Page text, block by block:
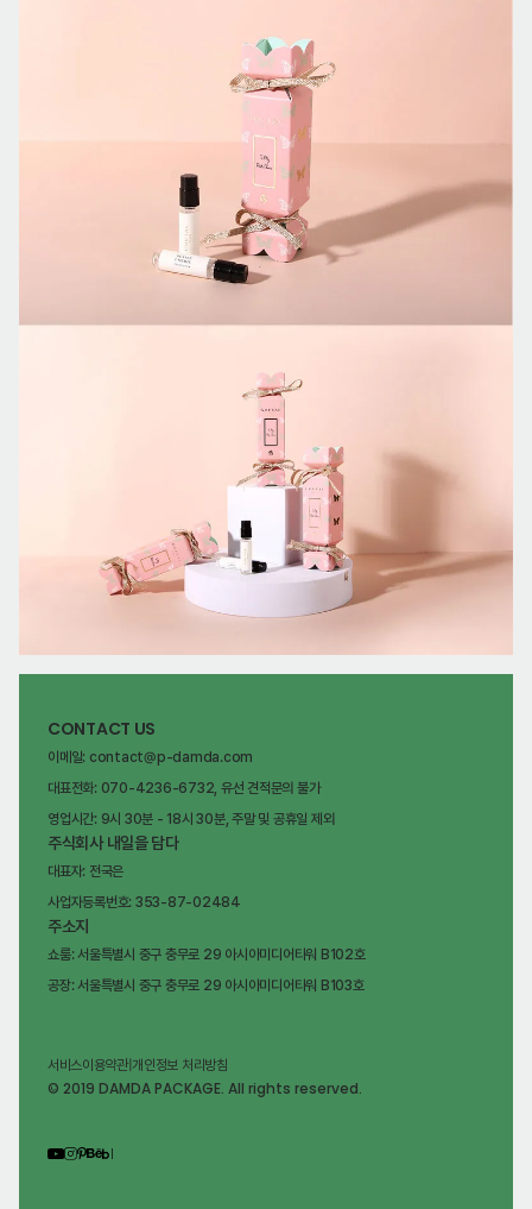
CONTACT US
이메일: contact@p-damda.com
대표전화: 070-4236-6732, 유선 견적문의 불가
영업시간: 9시 30분 - 18시 30분, 주말 및 공휴일 제외
주식회사 내일을 담다
대표자: 전국은
사업자등록번호: 353-87-02484
주소지
쇼룸: 서울특별시 중구 충무로 29 아시아미디어타워 B102호
공장: 서울특별시 중구 충무로 29 아시아미디어타워 B103호
서비스이용약관| 개인정보 처리방침
© 2019 DAMDA PACKAGE. All rights reserved.